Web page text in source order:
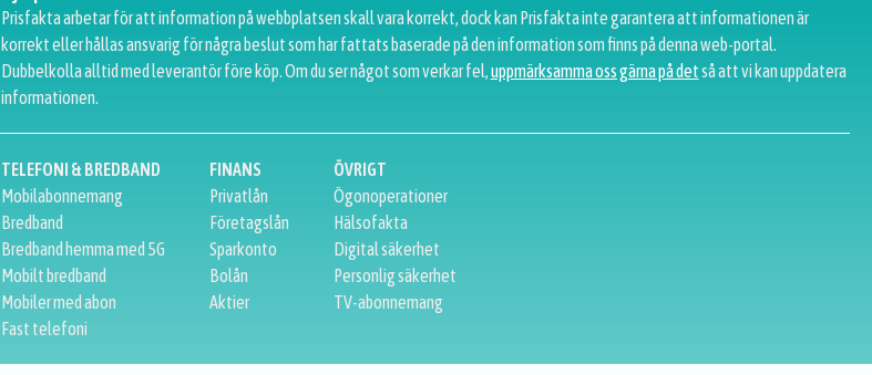
Prisfakta arbetar för att information på webbplatsen skall vara korrekt, dock kan Prisfakta inte garantera att informationen är
korrekt eller hållas ansvarig för några beslut som har fattats baserade på den information som finns på denna web-portal.
Dubbelkolla alltid med leverantör före köp. Om du ser något som verkar fel,uppmärksamma oss gärna på detså att vi kan uppdatera
informationen.
TELEFONI & BREDBAND
Mobilabonnemang
Bredband
Bredband hemma med 5G
Mobilt bredband
Mobiler med abon
Fast telefoni
FINANS
Privatlån
Företagslån
Sparkonto
Bolån
Aktier
ÖVRIGT
Ögonoperationer
Hälsofakta
Digital säkerhet
Personlig säkerhet
TV-abonnemang